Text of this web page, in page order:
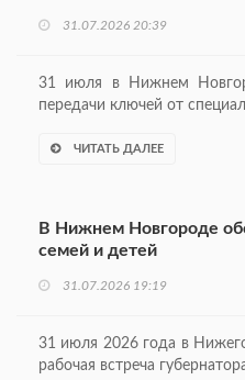
31.07.2026 20:39
31 июля в Нижнем
передачи ключей от
ЧИТАТЬ ДАЛЕЕ
В Нижнем Новгороде
семей и детей
31.07.2026 19:19
31 июля 2026 года в
рабочая встреча